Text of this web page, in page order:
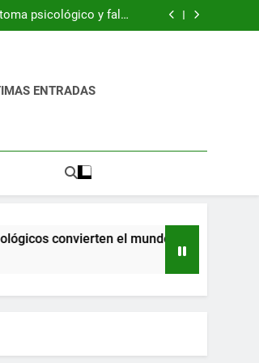
psicológico y falso
refugio
Han. Una introducción
psicológico y falso
Han. Una introducción
ENTRADAS
convierten el mundo en una pesadilla